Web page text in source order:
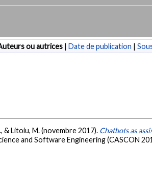
ou autrices | Date de publication |
& Litoiu, M. (novembre 2017). Chatbots as
and Software Engineering (CASCON